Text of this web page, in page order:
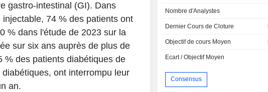
gastro-intestinal (GI). Dans
74 % des patients ont
% dans l'étude de 2023 sur la
sur six ans auprès de plus de
% des patients diabétiques de
ont interrompu leur
an.
Nombre d'Analystes
Dernier Cours de Cloture
Objectif de cours Moyen
Ecart / Objectif Moyen
Consensus